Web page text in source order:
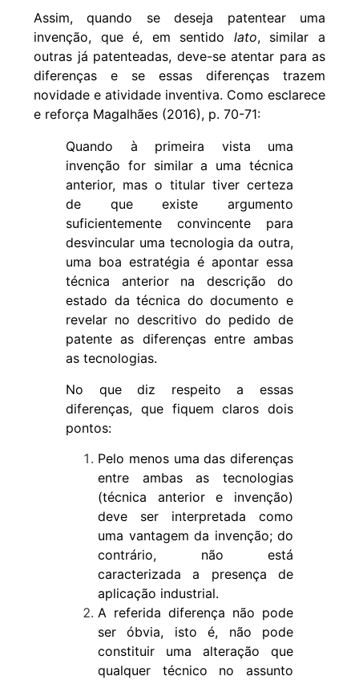
Assim, quando se deseja patentear uma
invenção, que é, em sentido lato, similar a
outras já patenteadas, deve-se atentar para as
diferenças e se essas diferenças trazem
novidade e atividade inventiva. Como esclarece
e reforça Magalhães (2016), p. 70-71:
Quando à primeira vista uma
invenção for similar a uma técnica
anterior, mas o titular tiver certeza
de que existe argumento
suficientemente convincente para
desvincular uma tecnologia da outra,
uma boa estratégia é apontar essa
técnica anterior na descrição do
estado da técnica do documento e
revelar no descritivo do pedido de
patente as diferenças entre ambas
as tecnologias.
No que diz respeito a essas
diferenças, que fiquem claros dois
pontos:
Pelo menos uma das diferenças
entre ambas as tecnologias
(técnica anterior e invenção)
deve ser interpretada como
uma vantagem da invenção; do
contrário, não está
caracterizada a presença de
aplicação industrial.
A referida diferença não pode
ser óbvia, isto é, não pode
constituir uma alteração que
qualquer técnico no assunto